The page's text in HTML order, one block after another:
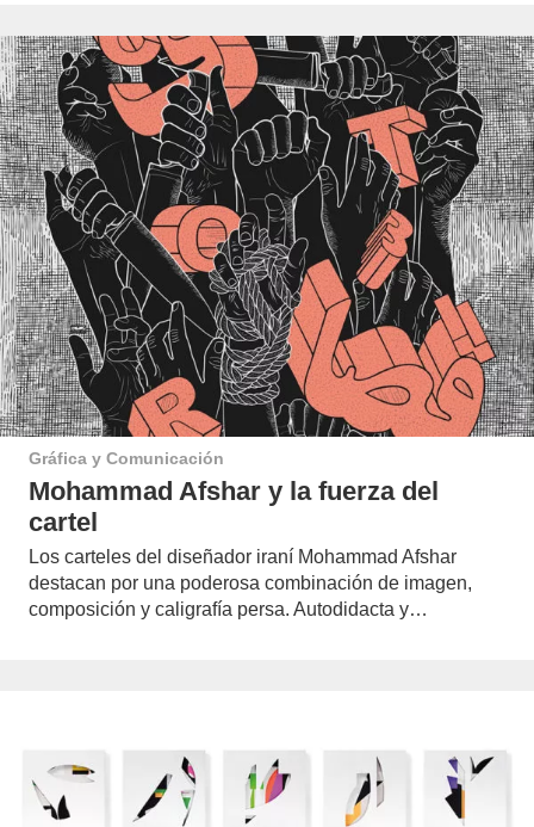
Gráfica y Comunicación
Mohammad Afshar y la fuerza del
cartel
Los carteles del diseñador iraní Mohammad Afshar
destacan por una poderosa combinación de imagen,
composición y caligrafía persa. Autodidacta y…